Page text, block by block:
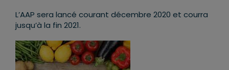
L’AAP sera lancé courant décembre 2020 et courra
jusqu’à la fin 2021.